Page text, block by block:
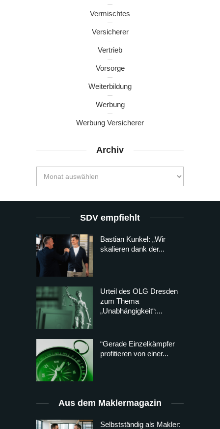
Vermischtes
Versicherer
Vertrieb
Vorsorge
Weiterbildung
Werbung
Werbung Versicherer
Archiv
SDV empfiehlt
Bastian Kunkel: „Wir
skalieren dank der...
Urteil des OLG Dresden
zum Thema
„Unabhängigkeit“:...
“Gerade Einzelkämpfer
profitieren von einer...
Aus dem Maklermagazin
Selbstständig als Makler: